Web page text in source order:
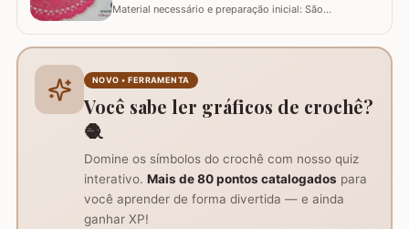
Material necessário e preparação inicial: São
do trabalho e formação do centro do tapete: Comece
com um anel mágico ou uma argola de 10…
NOVO • FERRAMENTA
Você sabe ler gráficos de crochê?
🧶
Domine os símbolos do crochê com nosso quiz
interativo. Mais de 80 pontos catalogados para
você aprender de forma divertida — e ainda
ganhar XP!